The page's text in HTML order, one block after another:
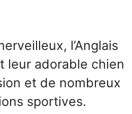
l’Anglais
leur adorable chien
et de nombreux
sportives.